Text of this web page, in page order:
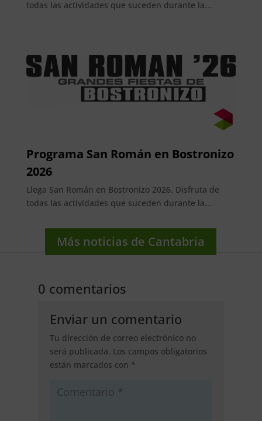
todas las actividades que suceden durante la...
Programa San Román en Bostronizo
2026
Llega San Román en Bostronizo 2026. Disfruta de
todas las actividades que suceden durante la...
Más noticias de Cantabria
0 comentarios
Enviar un comentario
Tu dirección de correo electrónico no
será publicada. Los campos obligatorios
están marcados con *